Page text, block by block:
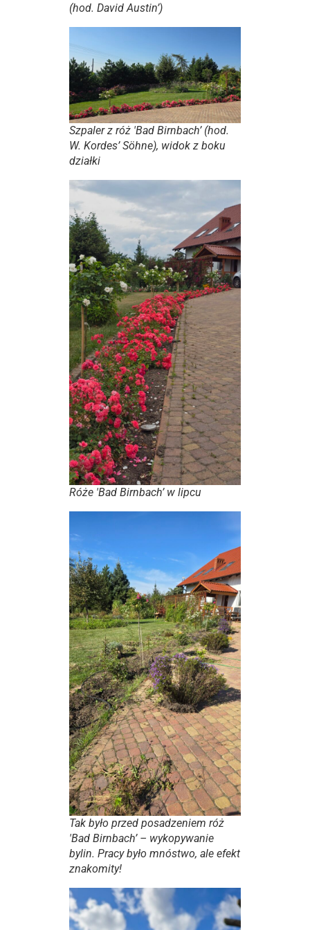
(hod. David Austin’)
Szpaler z róż 'Bad Birnbach’ (hod.
W. Kordes’ Söhne), widok z boku
działki
Róże 'Bad Birnbach’ w lipcu
Tak było przed posadzeniem róż
'Bad Birnbach’ – wykopywanie
bylin. Pracy było mnóstwo, ale efekt
znakomity!